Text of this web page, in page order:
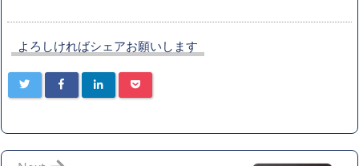
よろしければシェアお願いします